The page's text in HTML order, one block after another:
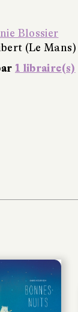
Blossier
(Le Mans)
1 libraire(s)